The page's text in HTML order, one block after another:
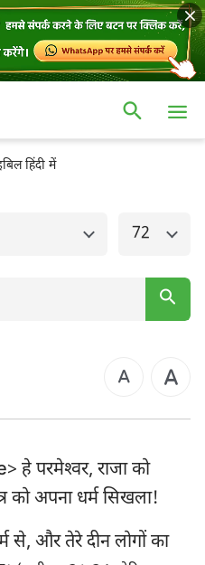
हिंदी में
नई टैस्टमैंट
निर्गमन
अय्यूब
श्रेष्ठगीत
72
हे परमेश्‍वर, राजा को
को अपना धर्म सिखला!
से, और तेरे दीन लोगों का